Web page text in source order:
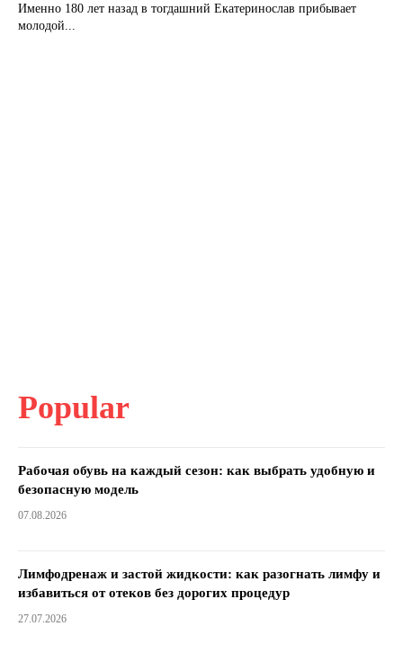
Именно 180 лет назад в тогдашний Екатеринослав прибывает
молодой...
Popular
Рабочая обувь на каждый сезон: как выбрать удобную и
безопасную модель
07.08.2026
Лимфодренаж и застой жидкости: как разогнать лимфу и
избавиться от отеков без дорогих процедур
27.07.2026